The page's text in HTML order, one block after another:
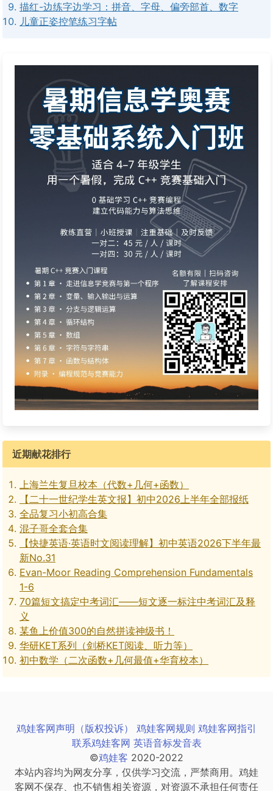
描红-边练字边学习：拼音、字母、偏旁部首、数字
儿童正姿控笔练习字帖
近期献花排行
上海兰生复旦校本（代数+几何+函数）
【二十一世纪学生英文报】初中2026上半年全部报纸
全品复习小初高合集
混子哥全套合集
【快捷英语·英语时文阅读理解】初中英语2026下半年最
新No.31
Evan-Moor Reading Comprehension Fundamentals
1-6
70篇短文搞定中考词汇——短文逐一标注中考词汇及释
义
某鱼上价值300的自然拼读神级书！
华研KET系列（剑桥KET阅读、听力等）
初中数学（二次函数+几何最值+华育校本）
鸡娃客网声明（版权投诉） 鸡娃客网规则 鸡娃客网指引
联系鸡娃客网 英语音标发音表
©鸡娃客 2020-2022
本站内容均为网友分享，仅供学习交流，严禁商用。鸡娃
客网不保存、也不销售相关资源，对资源不承担任何责任